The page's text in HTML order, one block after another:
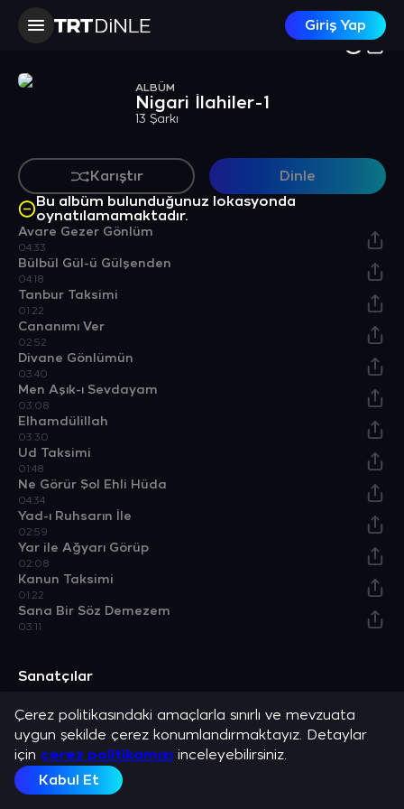
Giriş Yap
ALBÜM
Nigari İlahiler-1
13 Şarkı
Karıştır
Dinle
Bu albüm bulunduğunuz lokasyonda
oynatılamamaktadır.
Avare Gezer Gönlüm
04:33
Bülbül Gül-ü Gülşenden
04:18
Tanbur Taksimi
01:22
Cananımı Ver
02:52
Divane Gönlümün
03:40
Men Aşık-ı Sevdayam
03:08
Elhamdülillah
03:30
Ud Taksimi
01:48
Ne Görür Şol Ehli Hüda
04:34
Yad-ı Ruhsarın İle
02:59
Yar ile Ağyarı Görüp
02:08
Kanun Taksimi
01:22
Sana Bir Söz Demezem
03:11
Sanatçılar
Ahmet Bilen Osman Akbaş Fatih Koca
Sanatçı
Enstrümantal
Sanatçı
Albümler
Gülbe Şeker
Çerez politikasındaki amaçlarla sınırlı ve mevzuata
uygun şekilde çerez konumlandırmaktayız. Detaylar
için çerez politikamızı inceleyebilirsiniz.
Kabul Et